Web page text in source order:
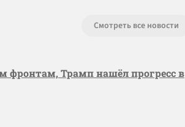
Смотреть все новости
фронтам, Трамп нашёл прогресс в